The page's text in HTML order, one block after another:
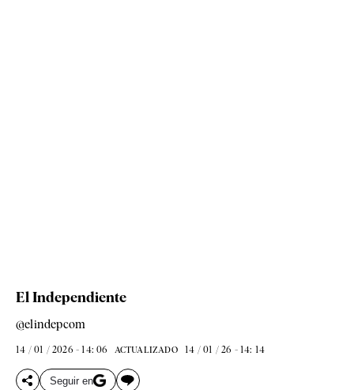
El Independiente
@elindepcom
14 / 01 / 2026 - 14: 06 ACTUALIZADO 14 / 01 / 26 - 14: 14
Seguir en